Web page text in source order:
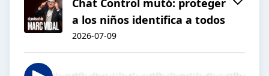
Chat Control mutó: proteger
a los niños identifica a todos
2026-07-09